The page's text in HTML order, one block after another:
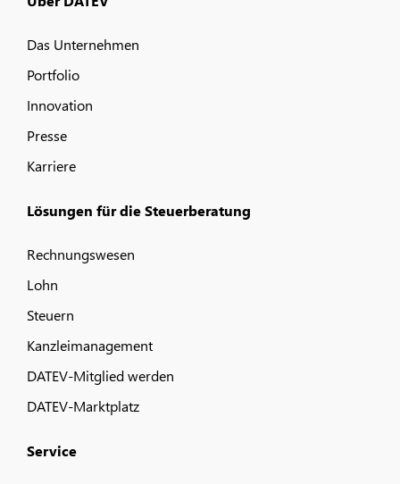
Das Unternehmen
Portfolio
Innovation
Presse
Karriere
Lösungen für die Steuerberatung
Rechnungswesen
Lohn
Steuern
Kanzleimanagement
DATEV-Mitglied werden
DATEV-Marktplatz
Service